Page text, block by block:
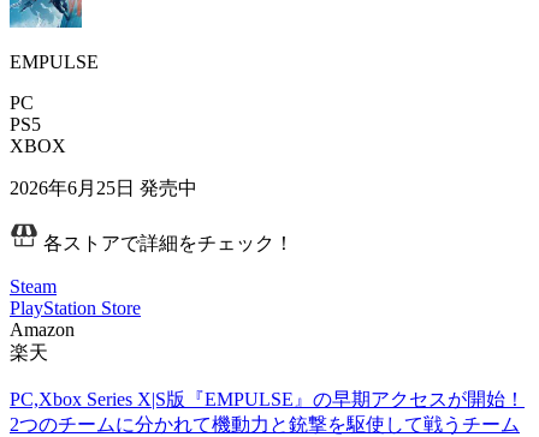
EMPULSE
PC
PS5
XBOX
2026年6月25日 発売中
各ストアで詳細をチェック！
Steam
PlayStation Store
Amazon
楽天
PC,Xbox Series X|S版『EMPULSE』の早期アクセスが開始！
2つのチームに分かれて機動力と銃撃を駆使して戦うチーム